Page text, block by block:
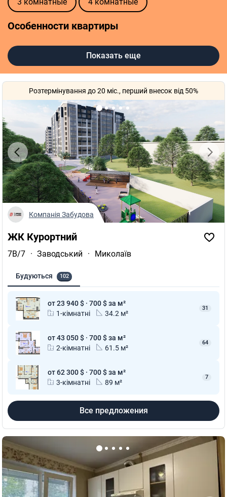
3 комнатные 4 комнатные
Особенности квартиры
С ремонтом
Показать еще
ЖК Курортний
7В/7 · Заводський · Миколаїв
Будуються 102
от 23 940 $ · 700 $ за м²
1-кімнатні
34.2 м²
31
от 43 050 $ · 700 $ за м²
2-кімнатні
61.5 м²
64
от 62 300 $ · 700 $ за м²
3-кімнатні
89 м²
7
Все предложения
Розтермінування до 20 міс., перший внесок від 50%
Компанія Забудова